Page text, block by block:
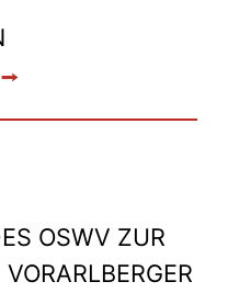
OSWV ZUR